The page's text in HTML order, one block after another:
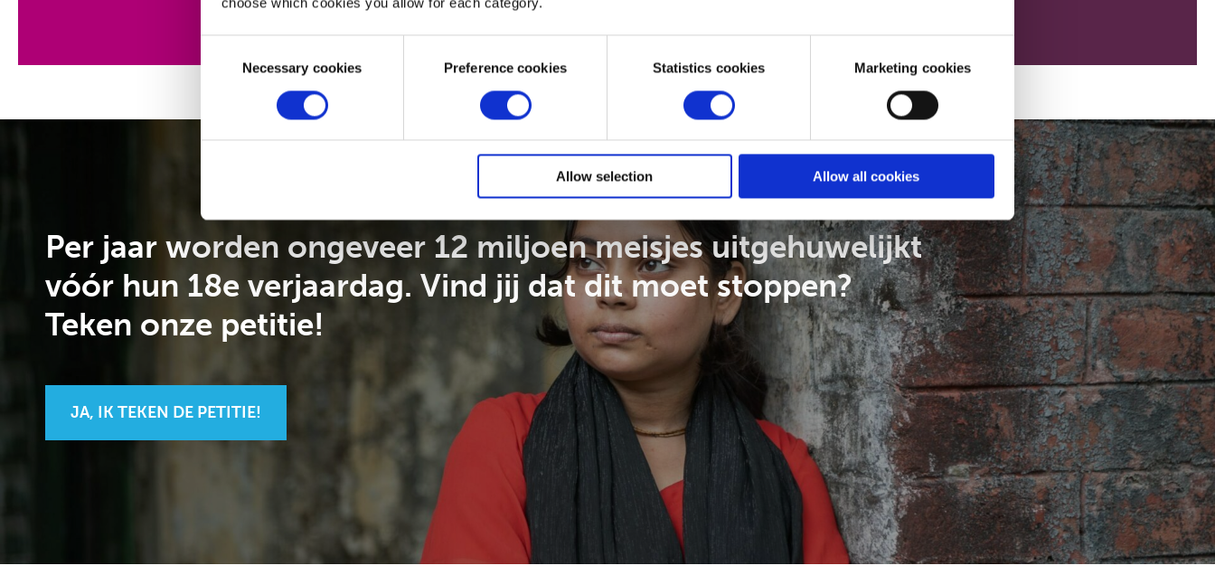
SelectionNecessary cookies Preference cookies Statistics cookies Marketing cookies
Allow selection Allow all cookies
Per jaar worden ongeveer 12 miljoen meisjes uitgehuwelijkt
vóór hun 18e verjaardag. Vind jij dat dit moet stoppen?
Teken onze petitie!
JA, IK TEKEN DE PETITIE!